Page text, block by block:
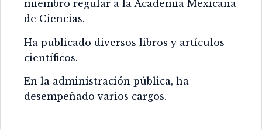
miembro regular a la Academia Mexicana
de Ciencias.
Ha publicado diversos libros y artículos
científicos.
En la administración pública, ha
desempeñado varios cargos.